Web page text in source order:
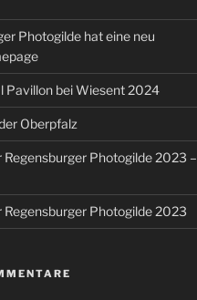
Photogilde hat eine neu
Pavillon bei Wiesent 2024
Oberpfalz
Regensburger Photogilde 2023 –
Regensburger Photogilde 2023